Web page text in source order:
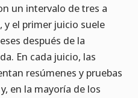
un intervalo de tres a
y el primer juicio suele
después de la
En cada juicio, las
resúmenes y pruebas
en la mayoría de los